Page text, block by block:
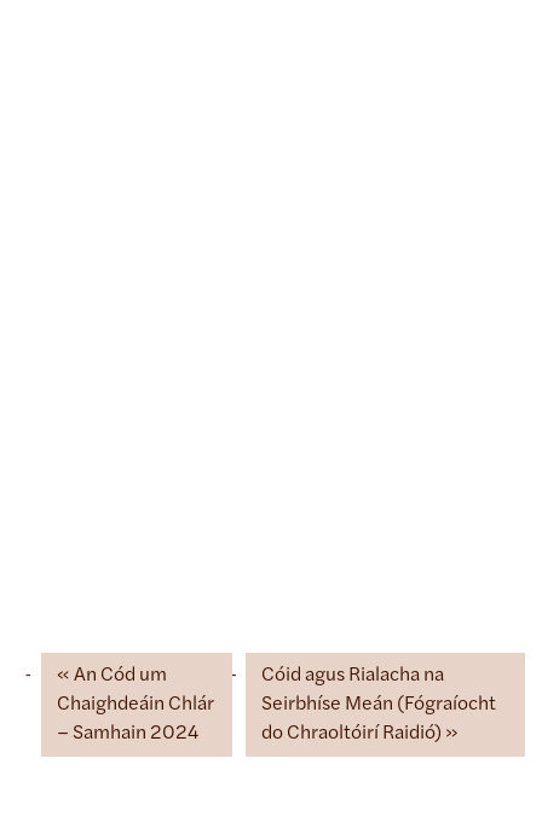
An Cód um
Chaighdeáin Chlár
– Samhain 2024
Cóid agus Rialacha na
Seirbhíse Meán (Fógraíocht
do Chraoltóirí Raidió)